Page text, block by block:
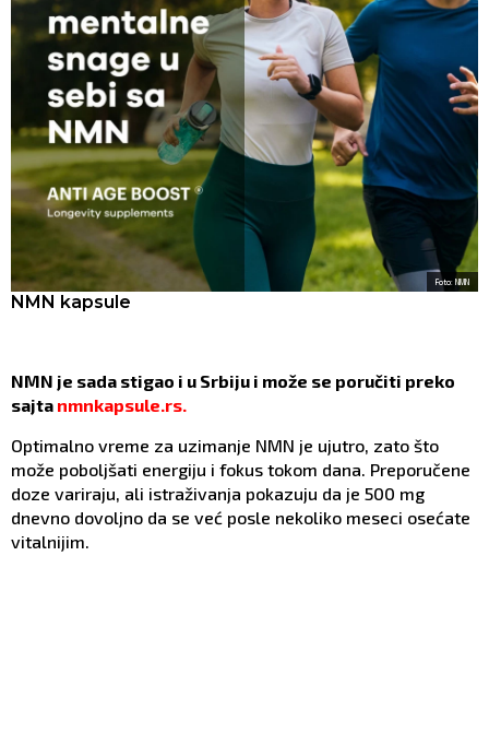
Foto: NMN
NMN kapsule
NMN je sada stigao i u Srbiju i može se poručiti preko
sajta nmnkapsule.rs.
Optimalno vreme za uzimanje NMN je ujutro, zato što
može poboljšati energiju i fokus tokom dana. Preporučene
doze variraju, ali istraživanja pokazuju da je 500 mg
dnevno dovoljno da se već posle nekoliko meseci osećate
vitalnijim.